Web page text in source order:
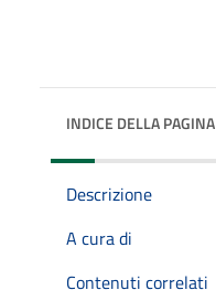
INDICE DELLA PAGINA
Descrizione
A cura di
Contenuti correlati